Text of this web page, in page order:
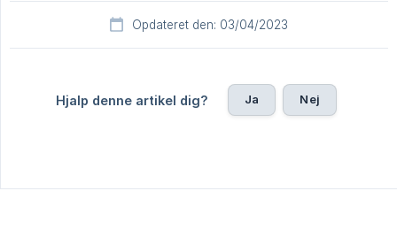
Opdateret den: 03/04/2023
Hjalp denne artikel dig? Ja Nej